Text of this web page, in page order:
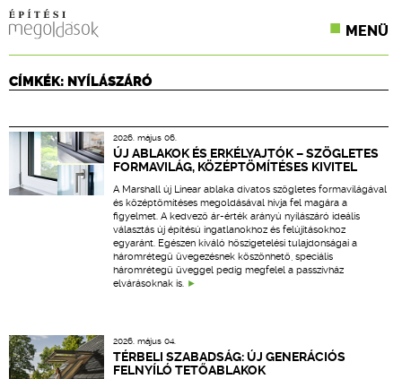
MENÜ
KONFERENCIÁK
CPR TERMÉKKIÍRÁS
ÉPÍTÉSI JOG
ONLINE KÉPZÉSEK
TERVEZÉSI SEGÉDLETEK
CÍMKÉK: NYÍLÁSZÁRÓ
2026. május 06.
ÚJ ABLAKOK ÉS ERKÉLYAJTÓK – SZÖGLETES
FORMAVILÁG, KÖZÉPTÖMÍTÉSES KIVITEL
A Marshall új Linear ablaka divatos szögletes formavilágával
és középtömítéses megoldásával hívja fel magára a
figyelmet. A kedvező ár-érték arányú nyílászáró ideális
választás új építésú ingatlanokhoz és felújításokhoz
egyaránt. Egészen kiváló hőszigetelési tulajdonságai a
háromrétegű üvegezésnek köszönhető, speciális
háromrétegű üveggel pedig megfelel a passzívház
elvárásoknak is.
2026. május 04.
TÉRBELI SZABADSÁG: ÚJ GENERÁCIÓS
FELNYÍLÓ TETŐABLAKOK